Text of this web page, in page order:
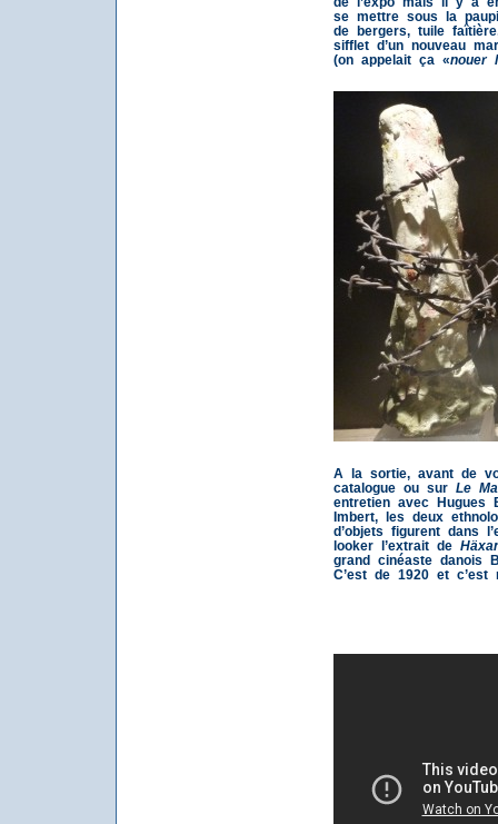
se mettre sous la
de bergers, tuile
sifflet d’un nouveau
(on appelait ça «nouer
A la sortie, avant de
catalogue ou sur Le
entretien avec Hugues
Imbert, les deux
d’objets figurent dans
looker l’extrait de
grand cinéaste danois
C’est de 1920 et c’est